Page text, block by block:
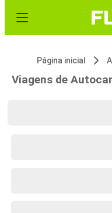
Página inicial
Viagens de